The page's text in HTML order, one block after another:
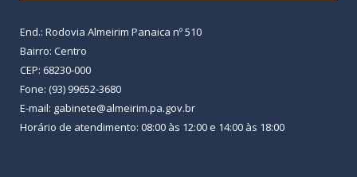
End.: Rodovia Almeirim Panaica nº 510
Bairro: Centro
CEP: 68230-000
Fone: (93) 99652-3680
E-mail: gabinete@almeirim.pa.gov.br
Horário de atendimento: 08:00 às 12:00 e 14:00 às 18:00